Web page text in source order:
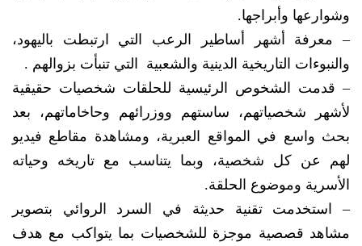
وشوارعها وأبراجها.
– معرفة أشهر أساطير الرعب التي ارتبطت باليهود،
والنبوءات التاريخية الدينية والشعبية التي تنبأت بزوالهم .
– قدمت الشخوص الرئيسية للحلقات شخصيات حقيقية
لأشهر شخصياتهم، ساستهم ووزرائهم وحاخاماتهم، بعد
بحث واسع في المواقع العبرية، ومشاهدة مقاطع فيديو
لهم عن كل شخصية، وبما يتناسب مع تاريخه وحياته
الأسرية وموضوع الحلقة.
– استخدمت تقنية حديثة في السرد الروائي بتصوير
مشاهد قصصية موجزة للشخصيات بما يتواكب مع هدف